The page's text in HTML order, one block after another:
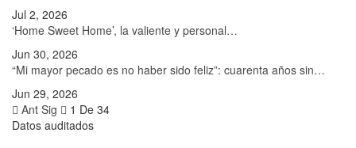
Jul 2, 2026
‘Home Sweet Home’, la valiente y personal…
Jun 30, 2026
“Mi mayor pecado es no haber sido feliz”: cuarenta años sin…
Jun 29, 2026
Ant Sig
1 De 34
Datos auditados